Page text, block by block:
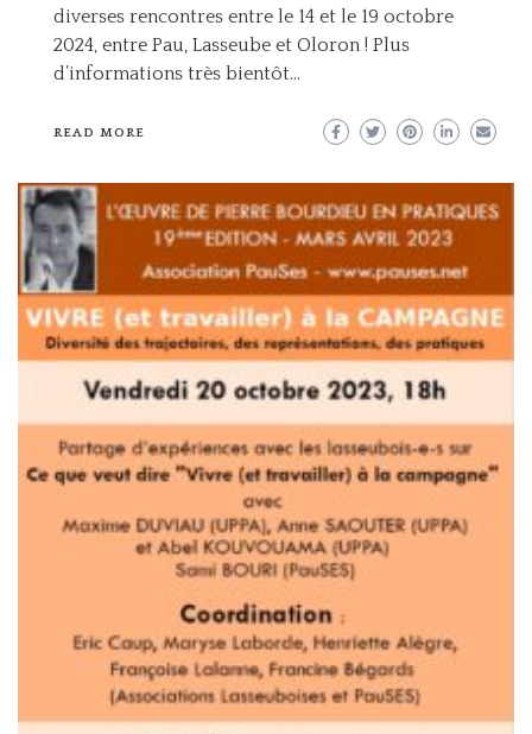
diverses rencontres entre le 14 et le 19 octobre
2024, entre Pau, Lasseube et Oloron ! Plus
d’informations très bientôt…
READ MORE